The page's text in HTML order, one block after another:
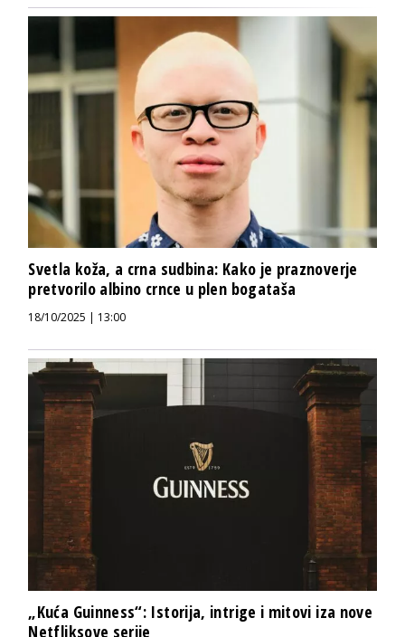
Svetla koža, a crna sudbina: Kako je praznoverje
pretvorilo albino crnce u plen bogataša
18/10/2025 | 13:00
„Kuća Guinness“: Istorija, intrige i mitovi iza nove
Netfliksove serije